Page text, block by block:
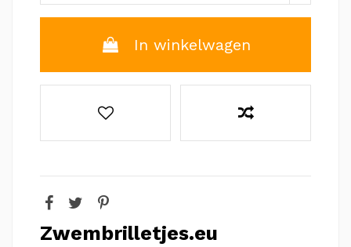
In winkelwagen
Zwembrilletjes.eu